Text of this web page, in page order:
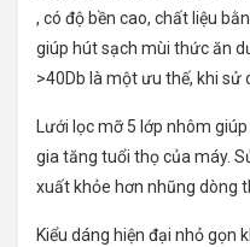
, có độ bền cao, chất liệu
giúp hút sạch mùi thức ăn
>40Db là một ưu thế, khi sử
Lưới lọc mỡ 5 lớp nhôm
gia tăng tuổi thọ của máy.
xuất khỏe hơn nhũng dòng
Kiểu dáng hiện đại nhỏ gọn